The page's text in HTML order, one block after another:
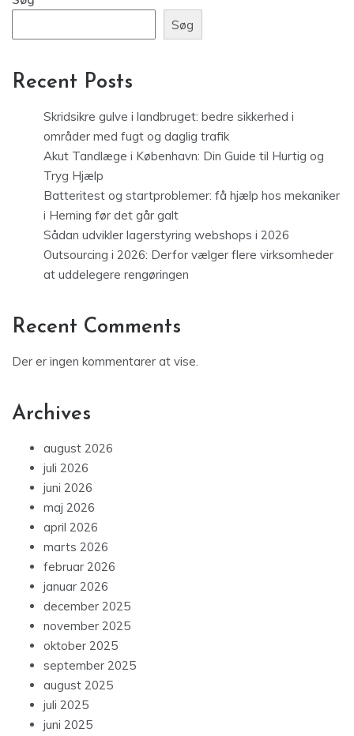
Søg
Recent Posts
Skridsikre gulve i landbruget: bedre sikkerhed i
områder med fugt og daglig trafik
Akut Tandlæge i København: Din Guide til Hurtig og
Tryg Hjælp
Batteritest og startproblemer: få hjælp hos mekaniker
i Herning før det går galt
Sådan udvikler lagerstyring webshops i 2026
Outsourcing i 2026: Derfor vælger flere virksomheder
at uddelegere rengøringen
Recent Comments
Der er ingen kommentarer at vise.
Archives
august 2026
juli 2026
juni 2026
maj 2026
april 2026
marts 2026
februar 2026
januar 2026
december 2025
november 2025
oktober 2025
september 2025
august 2025
juli 2025
juni 2025